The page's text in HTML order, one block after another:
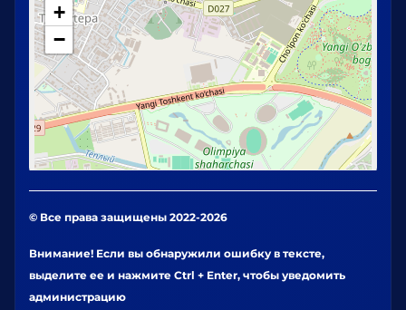
+
−
© Все права защищены 2022-2026
Внимание! Если вы обнаружили ошибку в тексте,
выделите ее и нажмите Ctrl + Enter, чтобы уведомить
администрацию